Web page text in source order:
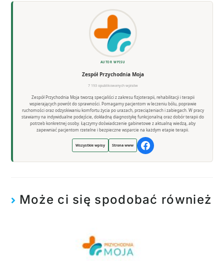
AUTOR WPISU
Zespół Przychodnia Moja
7 193 opublikowanych wpisów
Zespół Przychodnia Moja tworzą specjaliści z zakresu fizjoterapii, rehabilitacji i terapii
wspierających powrót do sprawności. Pomagamy pacjentom w leczeniu bólu, poprawie
ruchomości oraz odzyskiwaniu komfortu życia po urazach, przeciążeniach i zabiegach. W pracy
stawiamy na indywidualne podejście, dokładną diagnostykę funkcjonalną oraz dobór terapii do
potrzeb konkretnej osoby. Łączymy doświadczenie gabinetowe z aktualną wiedzą, aby
zapewniać pacjentom rzetelne i bezpieczne wsparcie na każdym etapie terapii.
Wszystkie wpisy Strona www
Może ci się spodobać również